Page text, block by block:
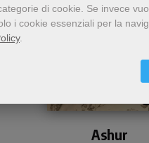
di cookie. Se invece
i cookie essenziali per la
.
Viaggio tra i cristiani in
Perseguitati, oppressi
Ashur